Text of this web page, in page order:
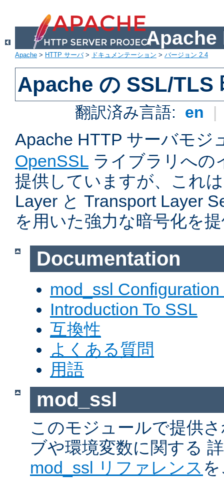
Apache
Apache > HTTP サーバ> ドキュメンテーション > バージョン 2.4
Apache の SSL/TLS
翻訳済み言語: en |
Apache HTTP サーバモジ
OpenSSL ライブラリへの
提供していますが、これ
Layer と Transport Layer
を用いた強力な暗号化を
Documentation
mod_ssl Configuration
Introduction To SSL
互換性
よくある質問
用語
mod_ssl
このモジュールで提供
ブや環境変数に関する
mod_ssl リファレンス